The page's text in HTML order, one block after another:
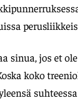
sinua, jos et ole
koko